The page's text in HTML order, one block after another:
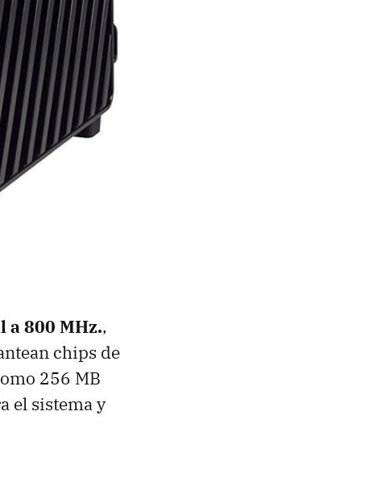
a 800 MHz.,
chips de
256 MB
el sistema y